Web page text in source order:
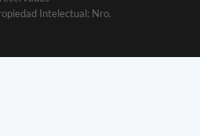
Intelectual: Nro.